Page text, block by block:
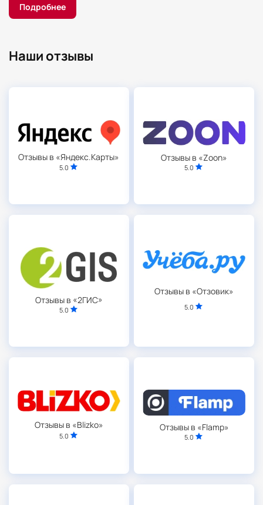
Подробнее
Наши отзывы
Отзывы в «Яндекс.Карты»
5.0
Отзывы в «Zoon»
5.0
Отзывы в «2ГИС»
5.0
Отзывы в «Отзовик»
5.0
Отзывы в «Blizko»
5.0
Отзывы в «Flamp»
5.0